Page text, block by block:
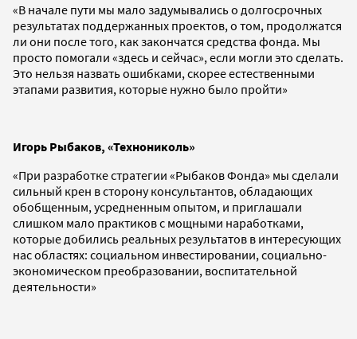
«В начале пути мы мало задумывались о долгосрочных
результатах поддержанных проектов, о том, продолжатся
ли они после того, как закончатся средства фонда. Мы
просто помогали «здесь и сейчас», если могли это сделать.
Это нельзя назвать ошибками, скорее естественными
этапами развития, которые нужно было пройти»
Игорь Рыбаков, «Технониколь»
«При разработке стратегии «Рыбаков Фонда» мы сделали
сильный крен в сторону консультантов, обладающих
обобщенным, усредненным опытом, и приглашали
слишком мало практиков с мощными наработками,
которые добились реальных результатов в интересующих
нас областях: социальном инвестировании, социально-
экономическом преобразовании, воспитательной
деятельности»